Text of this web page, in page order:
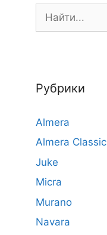
Рубрики
Almera
Almera Classic
Juke
Micra
Murano
Navara